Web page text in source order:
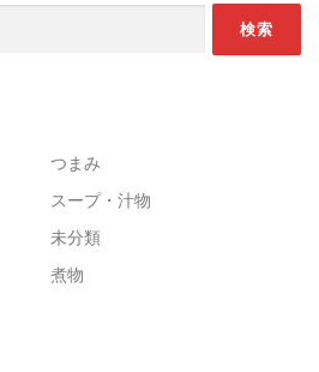
つまみ
スープ・汁物
未分類
煮物